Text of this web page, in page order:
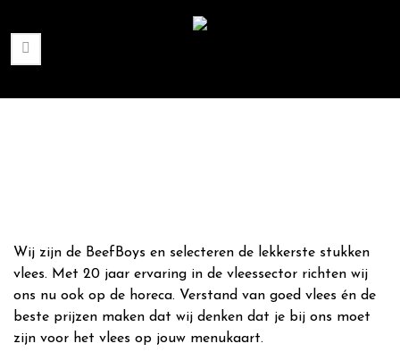
Wij zijn de BeefBoys en selecteren de lekkerste stukken
vlees. Met 20 jaar ervaring in de vleessector richten wij
ons nu ook op de horeca. Verstand van goed vlees én de
beste prijzen maken dat wij denken dat je bij ons moet
zijn voor het vlees op jouw menukaart.